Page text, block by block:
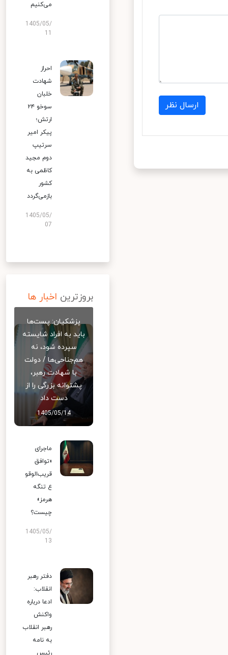
ارسال نظر
می‌کنیم
1405/05/
احراز
شهادت
خلبان
سوخو ۲۴
ارتش؛
پیکر امیر
سرتیپ
دوم مجید
کاظمی به
کشور
بازمی‌گردد
1405/05/
07
بروزترین اخبار ها
پزشکیان: پست‌ها
باید به افراد شایسته
سپرده شود، نه
هم‌جناحی‌ها / دولت
با شهادت رهبر،
پشتوانه بزرگی را از
دست داد
1405/05/14
ماجرای
«توافق
قریب‌الوقو
ع تنگه
هرمز»
چیست؟
1405/05/
13
دفتر رهبر
انقلاب:
ادعا درباره
واکنش
رهبر انقلاب
به نامه
رئیس